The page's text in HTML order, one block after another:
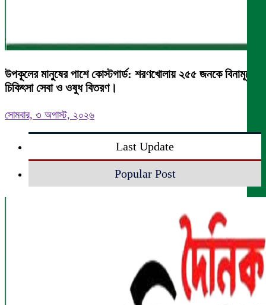
উপকূলের মানুষের পাশে কোস্টগার্ড: শরণখোলায় ২৫৫ জনকে বিনামূল্যে
চিকিৎসা সেবা ও ওষুধ বিতরণ।
সোমবার, ৩ অগাস্ট, ২০২৬
Last Update
Popular Post